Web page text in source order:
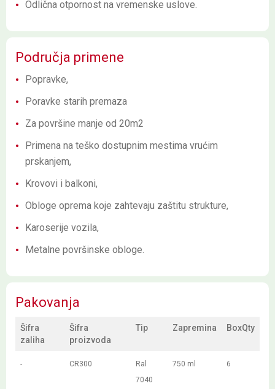
Odlična otpornost na vremenske uslove.
Područja primene
Popravke,
Poravke starih premaza
Za površine manje od 20m2
Primena na teško dostupnim mestima vrućim
prskanjem,
Krovovi i balkoni,
Obloge oprema koje zahtevaju zaštitu strukture,
Karoserije vozila,
Metalne površinske obloge.
Pakovanja
Šifra
zaliha
Šifra
proizvoda
Tip Zapremina BoxQty
- CR300
Ral
7040
750 ml 6